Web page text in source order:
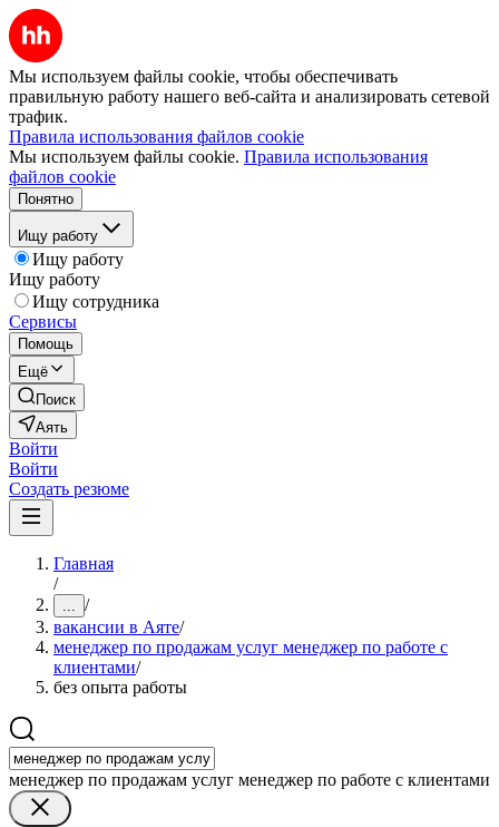
Мы используем файлы cookie, чтобы обеспечивать
правильную работу нашего веб-сайта и анализировать сетевой
трафик.
Правила использования файлов cookie
Мы используем файлы cookie. Правила использования
файлов cookie
Понятно
Ищу работу
Ищу работу
Ищу работу
Ищу сотрудника
Сервисы
Помощь
Ещё
Поиск
Аять
Войти
Войти
Создать резюме
Главная
/
... /
вакансии в Аяте/
менеджер по продажам услуг менеджер по работе с
клиентами/
без опыта работы
менеджер по продажам услуг менеджер по работе с клиентами